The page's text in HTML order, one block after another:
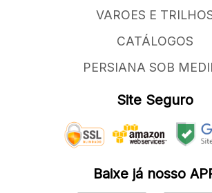
VAROES E
CATÁLOGOS
PERSIANA SOB
Site Seguro
Baixe já nosso